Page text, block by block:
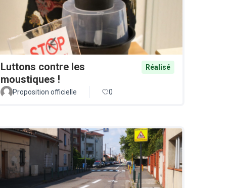
Luttons contre les
moustiques !
Réalisé
Proposition officielle 0